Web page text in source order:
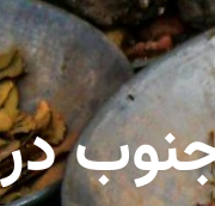
در